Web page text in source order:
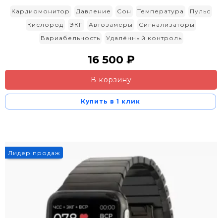
Кардиомонитор Давление Сон Температура
Пульс
Кислород
ЭКГ Автозамеры
Сигнализаторы
Вариабельность
Удалённый контроль
16 500 ₽
В корзину
Купить в 1 клик
Лидер продаж